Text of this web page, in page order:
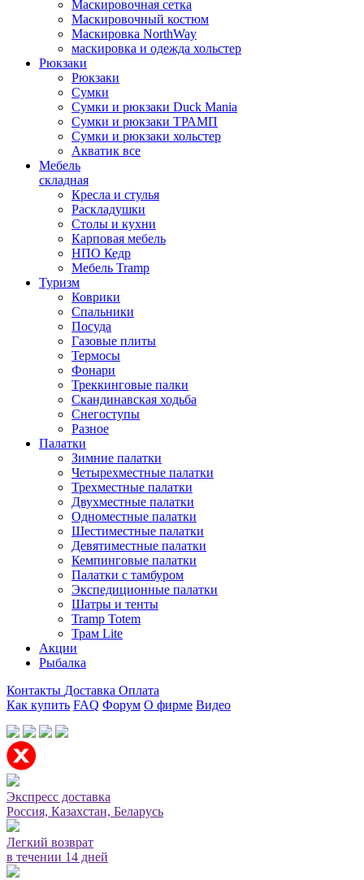
Маскировочная сетка
Маскировочный костюм
Маскировка NorthWay
маскировка и одежда хольстер
Рюкзаки
Рюкзаки
Сумки
Сумки и рюкзаки Duck Mania
Сумки и рюкзаки ТРАМП
Сумки и рюкзаки хольстер
Акватик все
Мебель
складная
Кресла и стулья
Раскладушки
Столы и кухни
Карповая мебель
НПО Кедр
Мебель Tramp
Туризм
Коврики
Спальники
Посуда
Газовые плиты
Термосы
Фонари
Треккинговые палки
Скандинавская ходьба
Снегоступы
Разное
Палатки
Зимние палатки
Четырехместные палатки
Трехместные палатки
Двухместные палатки
Одноместные палатки
Шестиместные палатки
Девятиместные палатки
Кемпинговые палатки
Палатки с тамбуром
Экспедиционные палатки
Шатры и тенты
Tramp Totem
Трам Lite
Акции
Рыбалка
Контакты Доставка Оплата
Как купить FAQ Форум О фирме Видео
Экспресс доставка
Россия, Казахстан, Беларусь
Легкий возврат
в течении 14 дней